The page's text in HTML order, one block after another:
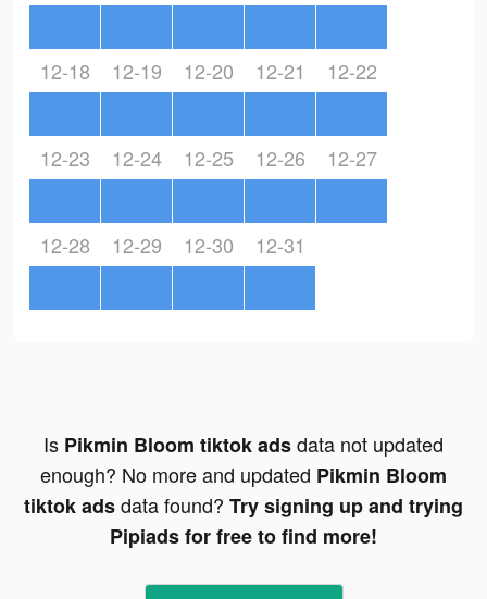
12-18 12-19 12-20 12-21 12-22
12-23 12-24 12-25 12-26 12-27
12-28 12-29 12-30 12-31
Is Pikmin Bloom tiktok adsdata not updated
enough? No more and updated Pikmin Bloom
tiktok adsdata found? Try signing up and trying
Pipiads for free to find more!